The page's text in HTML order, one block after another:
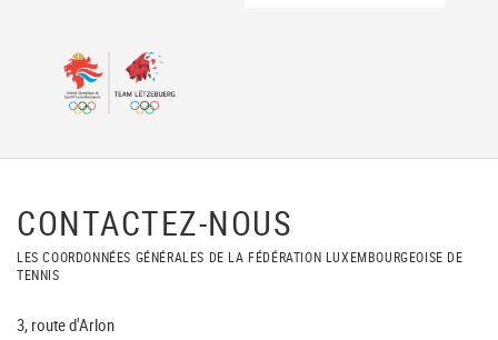
CONTACTEZ-NOUS
LES COORDONNÉES GÉNÉRALES DE LA FÉDÉRATION LUXEMBOURGEOISE DE
TENNIS
3, route d'Arlon